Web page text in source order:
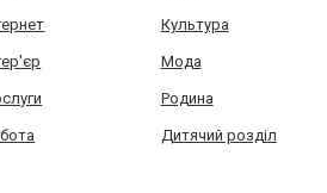
Культура
Мода
Родина
Дитячий розділ